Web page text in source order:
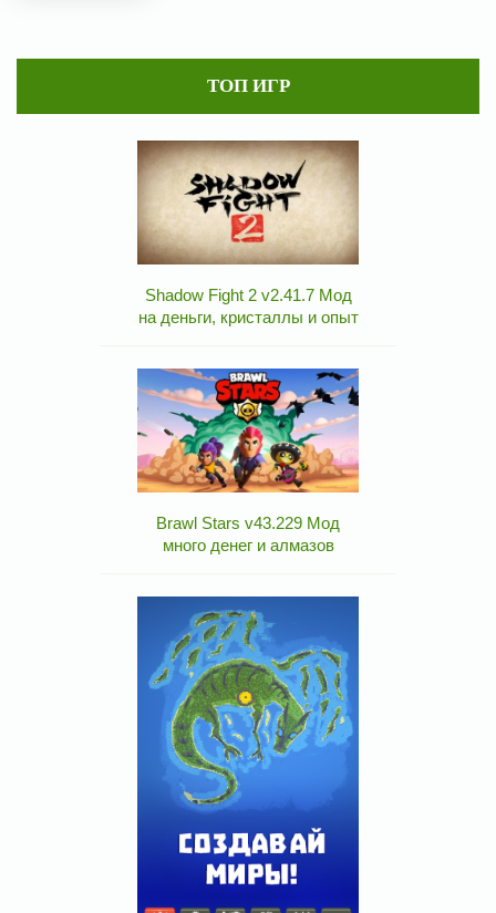
ТОП ИГР
Shadow Fight 2 v2.41.7 Мод
на деньги, кристаллы и опыт
Brawl Stars v43.229 Мод
много денег и алмазов